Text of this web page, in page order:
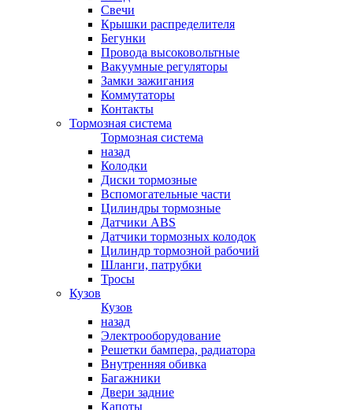
Свечи
Крышки распределителя
Бегунки
Провода высоковольтные
Вакуумные регуляторы
Замки зажигания
Коммутаторы
Контакты
Тормозная система
Тормозная система
назад
Колодки
Диски тормозные
Вспомогательные части
Цилиндры тормозные
Датчики ABS
Датчики тормозных колодок
Цилиндр тормозной рабочий
Шланги, патрубки
Тросы
Кузов
Кузов
назад
Электрооборудование
Решетки бампера, радиатора
Внутренняя обивка
Багажники
Двери задние
Капоты